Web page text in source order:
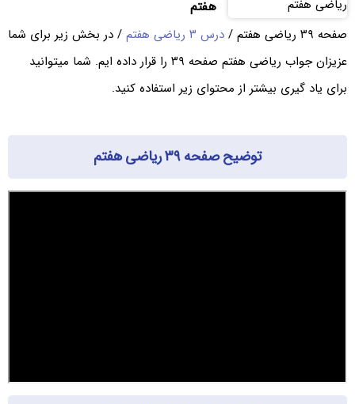
هفتم
صفحه ۳۹ ریاضی هفتم / درس ۳ ریاضی هفتم
/ در بخش زیر برای شما
عزیزان جواب ریاضی هفتم صفحه ۳۹ را قرار داده ایم. شما میتوانید
برای یاد گیری بیشتر از محتوای زیر استفاده کنید.
توضیح صفحه ۳۹ ریاضی هفتم